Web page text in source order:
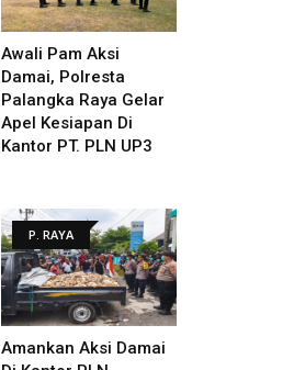
Awali Pam Aksi
Damai, Polresta
Palangka Raya Gelar
Apel Kesiapan Di
Kantor PT. PLN UP3
P. RAYA
Amankan Aksi Damai